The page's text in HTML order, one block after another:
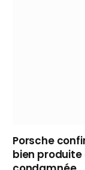
Porsche
bien produite